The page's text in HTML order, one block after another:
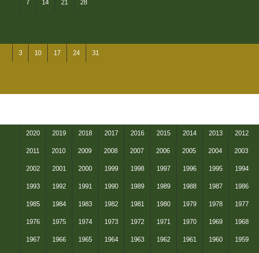
7 14 21 28
3 10 17 24 31
2020 2019 2018 2017 2016 2015 2014 2013 2012
2011 2010 2009 2008 2007 2006 2005 2004 2003
2002 2001 2000 1999 1998 1997 1996 1995 1994
1993 1992 1991 1990 1989 1989 1988 1987 1986
1985 1984 1983 1982 1981 1980 1979 1978 1977
1976 1975 1974 1973 1972 1971 1970 1969 1968
1967 1966 1965 1964 1963 1962 1961 1960 1959